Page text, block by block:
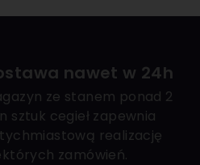
nawet w 24h
ze stanem ponad 2
sztuk cegieł zapewnia
realizację
zamówień.